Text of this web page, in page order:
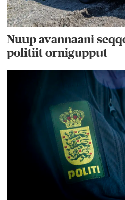
Nuup avannaani
politiit ornigupput